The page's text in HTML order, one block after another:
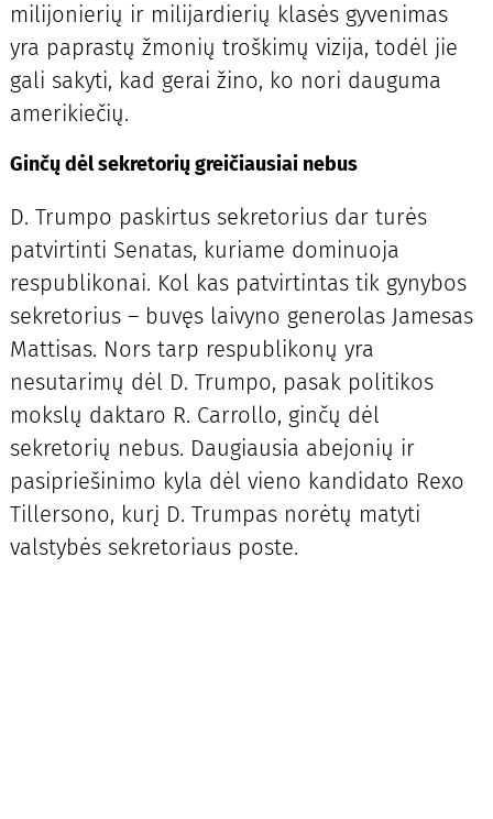
milijonierių ir milijardierių klasės gyvenimas
yra paprastų žmonių troškimų vizija, todėl jie
gali sakyti, kad gerai žino, ko nori dauguma
amerikiečių.
Ginčų dėl sekretorių greičiausiai nebus
D. Trumpo paskirtus sekretorius dar turės
patvirtinti Senatas, kuriame dominuoja
respublikonai. Kol kas patvirtintas tik gynybos
sekretorius – buvęs laivyno generolas Jamesas
Mattisas. Nors tarp respublikonų yra
nesutarimų dėl D. Trumpo, pasak politikos
mokslų daktaro R. Carrollo, ginčų dėl
sekretorių nebus. Daugiausia abejonių ir
pasipriešinimo kyla dėl vieno kandidato Rexo
Tillersono, kurį D. Trumpas norėtų matyti
valstybės sekretoriaus poste.